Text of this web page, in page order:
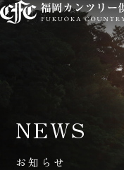
NEWS
お知らせ